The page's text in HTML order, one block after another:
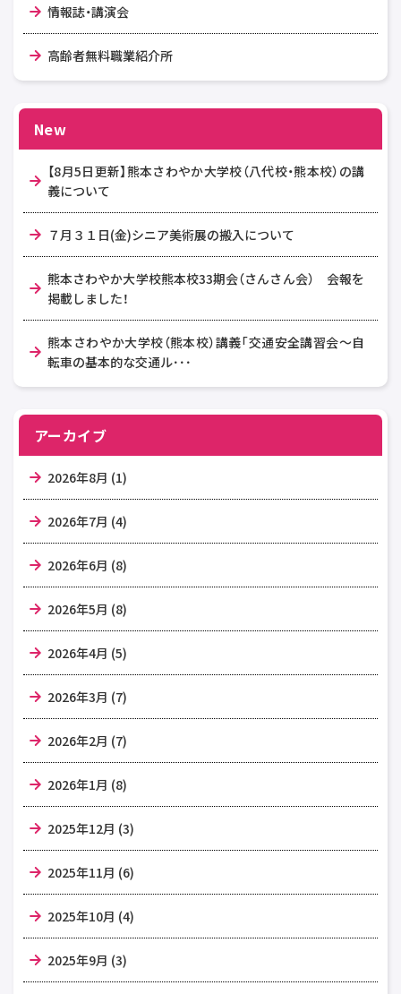
情報誌・講演会
高齢者無料職業紹介所
New
【8月5日更新】熊本さわやか大学校（八代校・熊本校）の講
義について
７月３１日(金)シニア美術展の搬入について
熊本さわやか大学校熊本校33期会（さんさん会） 会報を
掲載しました！
熊本さわやか大学校（熊本校）講義「交通安全講習会～自
転車の基本的な交通ル･･･
アーカイブ
2026年8月 (1)
2026年7月 (4)
2026年6月 (8)
2026年5月 (8)
2026年4月 (5)
2026年3月 (7)
2026年2月 (7)
2026年1月 (8)
2025年12月 (3)
2025年11月 (6)
2025年10月 (4)
2025年9月 (3)